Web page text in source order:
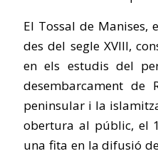
El Tossal de Manises,
des del segle XVIII,
en els estudis del
desembarcament de
peninsular i la
obertura al públic, el
una fita en la difusió